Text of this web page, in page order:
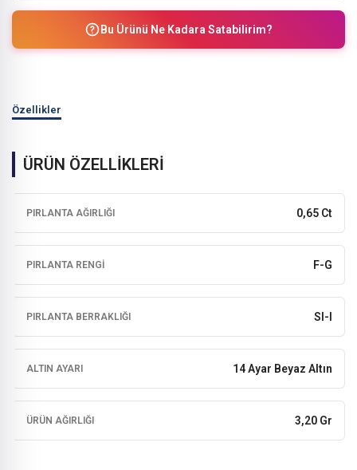
Bu Ürünü Ne Kadara Satabilirim?
Özellikler
ÜRÜN ÖZELLİKLERİ
PIRLANTA AĞIRLIĞI 0,65 Ct
PIRLANTA RENGI F-G
PIRLANTA BERRAKLIĞI SI-I
ALTIN AYARI 14 Ayar Beyaz Altın
ÜRÜN AĞIRLIĞI 3,20 Gr